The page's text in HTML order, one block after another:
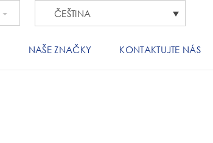
ČEŠTINA
NAŠE ZNAČKY KONTAKTUJTE NÁS